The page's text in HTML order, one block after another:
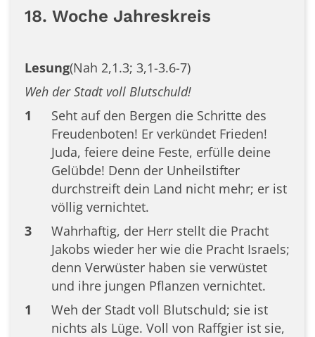
18. Woche Jahreskreis
Lesung(Nah 2,1.3; 3,1-3.6-7)
Weh der Stadt voll Blutschuld!
1
Seht auf den Bergen die Schritte des
Freudenboten! Er verkündet Frieden!
Juda, feiere deine Feste, erfülle deine
Gelübde! Denn der Unheilstifter
durchstreift dein Land nicht mehr; er ist
völlig vernichtet.
3
Wahrhaftig, der Herr stellt die Pracht
Jakobs wieder her wie die Pracht Israels;
denn Verwüster haben sie verwüstet
und ihre jungen Pflanzen vernichtet.
1
Weh der Stadt voll Blutschuld; sie ist
nichts als Lüge. Voll von Raffgier ist sie,